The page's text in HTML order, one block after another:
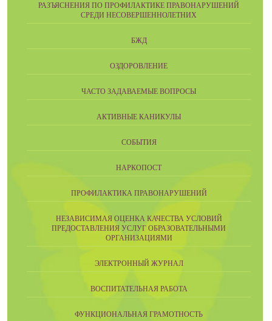
РАЗЪЯСНЕНИЯ ПО ПРОФИЛАКТИКЕ ПРАВОНАРУШЕНИЙ
СРЕДИ НЕСОВЕРШЕННОЛЕТНИХ
БЖД
ОЗДОРОВЛЕНИЕ
ЧАСТО ЗАДАВАЕМЫЕ ВОПРОСЫ
АКТИВНЫЕ КАНИКУЛЫ
СОБЫТИЯ
НАРКОПОСТ
ПРОФИЛАКТИКА ПРАВОНАРУШЕНИЙ
НЕЗАВИСИМАЯ ОЦЕНКА КАЧЕСТВА УСЛОВИЙ
ПРЕДОСТАВЛЕНИЯ УСЛУГ ОБРАЗОВАТЕЛЬНЫМИ
ОРГАНИЗАЦИЯМИ
ЭЛЕКТРОННЫЙ ЖУРНАЛ
ВОСПИТАТЕЛЬНАЯ РАБОТА
ФУНКЦИОНАЛЬНАЯ ГРАМОТНОСТЬ